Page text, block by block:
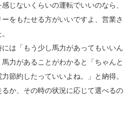
じないくらいの運転でいいのなら、
をもたせる方がいいですよ、営業さ
は「もう少し馬力があってもいいん
力があることがわかると「ちゃんと
節約したっていいよね。」と納得。
か、その時の状況に応じて選べるの